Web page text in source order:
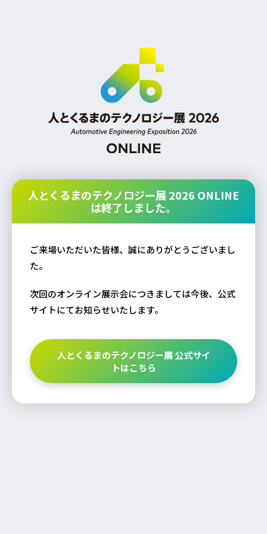
人とくるまのテクノロジー展 2026 ONLINE
は終了しました。
ご来場いただいた皆様、誠にありがとうございまし
た。
次回のオンライン展示会につきましては今後、公式
サイトにてお知らせいたします。
人とくるまのテクノロジー展 公式サイ
トはこちら